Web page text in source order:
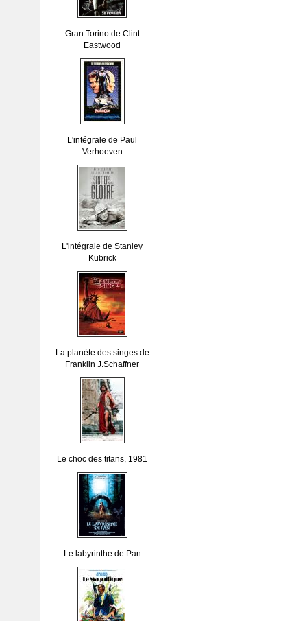
Gran Torino de Clint
Eastwood
L'intégrale de Paul
Verhoeven
L'intégrale de Stanley
Kubrick
La planète des singes de
Franklin J.Schaffner
Le choc des titans, 1981
Le labyrinthe de Pan